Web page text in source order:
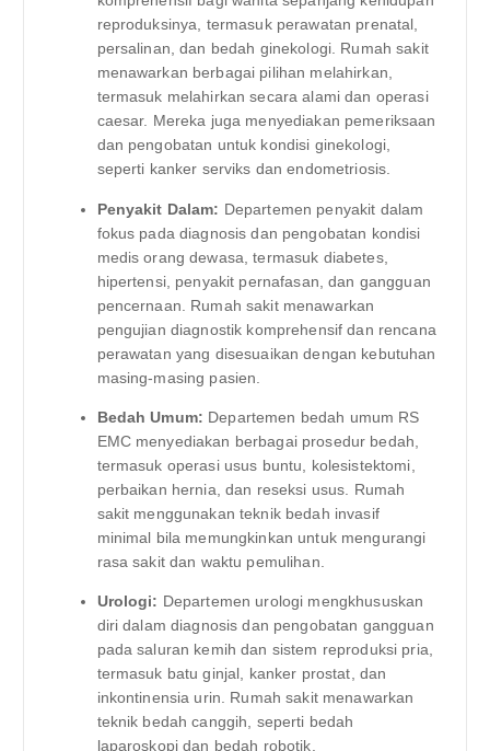
reproduksinya, termasuk perawatan prenatal,
persalinan, dan bedah ginekologi. Rumah sakit
menawarkan berbagai pilihan melahirkan,
termasuk melahirkan secara alami dan operasi
caesar. Mereka juga menyediakan pemeriksaan
dan pengobatan untuk kondisi ginekologi,
seperti kanker serviks dan endometriosis.
Penyakit Dalam: Departemen penyakit dalam
fokus pada diagnosis dan pengobatan kondisi
medis orang dewasa, termasuk diabetes,
hipertensi, penyakit pernafasan, dan gangguan
pencernaan. Rumah sakit menawarkan
pengujian diagnostik komprehensif dan rencana
perawatan yang disesuaikan dengan kebutuhan
masing-masing pasien.
Bedah Umum: Departemen bedah umum RS
EMC menyediakan berbagai prosedur bedah,
termasuk operasi usus buntu, kolesistektomi,
perbaikan hernia, dan reseksi usus. Rumah
sakit menggunakan teknik bedah invasif
minimal bila memungkinkan untuk mengurangi
rasa sakit dan waktu pemulihan.
Urologi: Departemen urologi mengkhususkan
diri dalam diagnosis dan pengobatan gangguan
pada saluran kemih dan sistem reproduksi pria,
termasuk batu ginjal, kanker prostat, dan
inkontinensia urin. Rumah sakit menawarkan
teknik bedah canggih, seperti bedah
laparoskopi dan bedah robotik.